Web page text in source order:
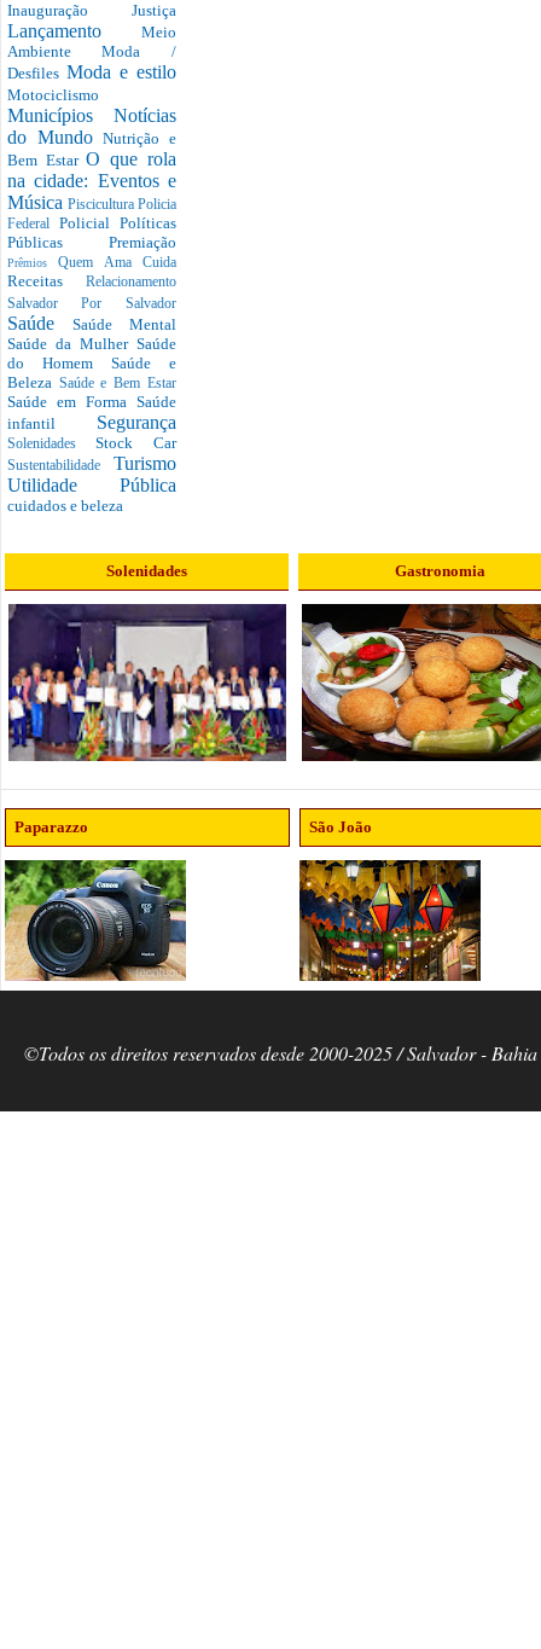
Inauguração Justiça
Lançamento Meio
AmbienteModa /
Desfiles Moda e estilo
Motociclismo
Municípios Notícias
do MundoNutrição e
Bem EstarO que rola
na cidade: Eventos e
Música Piscicultura Policia
Federal Policial Políticas
Públicas Premiação
PrêmiosQuem Ama Cuida
Receitas Relacionamento
Salvador Por Salvador
Saúde Saúde Mental
Saúde da Mulher Saúde
do Homem Saúde e
Beleza Saúde e Bem Estar
Saúde em Forma Saúde
infantil Segurança
SolenidadesStock Car
Sustentabilidade Turismo
Utilidade Pública
cuidados e beleza
Solenidades Gastronomia
Paparazzo São João
©Todos os direitos reservados desde 2000-2025 / Salvador -